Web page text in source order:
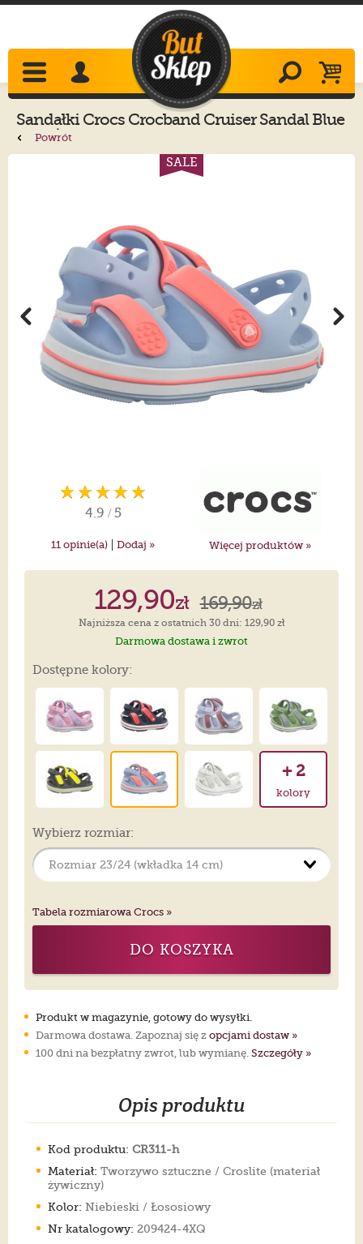
Sandałki Crocs Crocband Cruiser Sandal Blue
Frost/Guava 209424-4XQ
Powrót
SALE
4.9 / 5
11 opinie(a) | Dodaj » Więcej produktów »
129,90zł 169,90zł
Najniższa cena z ostatnich 30 dni: 129,90 zł
Darmowa dostawa i zwrot
Dostępne kolory:
+ 2
kolory
Wybierz rozmiar:
Tabela rozmiarowa Crocs »
DO KOSZYKA
Produkt w magazynie, gotowy do wysyłki.
Darmowa dostawa. Zapoznaj się z opcjami dostaw »
100 dni na bezpłatny zwrot, lub wymianę. Szczegóły »
Opis produktu
Kod produktu: CR311-h
Materiał: Tworzywo sztuczne / Croslite (materiał
żywiczny)
Kolor: Niebieski / Łososiowy
Nr katalogowy: 209424-4XQ